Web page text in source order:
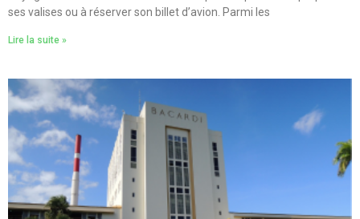
ses valises ou à réserver son billet d’avion. Parmi les
Lire la suite »